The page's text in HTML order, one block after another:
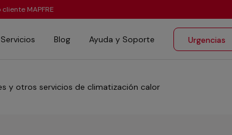
MAPFRE
Servicios Blog Ayuda y Soporte Urgencias
y otros servicios de climatización calor